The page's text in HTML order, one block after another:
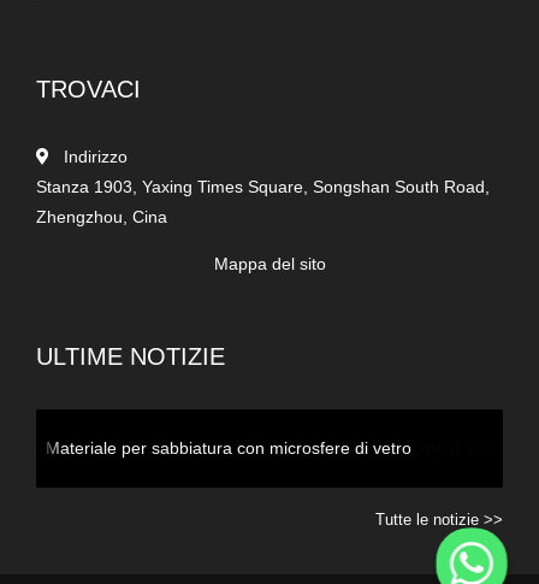
TROVACI
Indirizzo
Stanza 1903, Yaxing Times Square, Songshan South Road,
Zhengzhou, Cina
Mappa del sito
ULTIME NOTIZIE
proprietà delle perline di vetro per la segnaletica stradale
Tutte le notizie >>